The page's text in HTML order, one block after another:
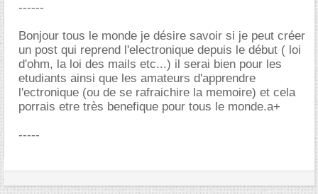
------
Bonjour tous le monde je désire savoir si je peut créer
un post qui reprend l'electronique depuis le début ( loi
d'ohm, la loi des mails etc...) il serai bien pour les
etudiants ainsi que les amateurs d'apprendre
l'ectronique (ou de se rafraichire la memoire) et cela
porrais etre très benefique pour tous le monde.a+
-----